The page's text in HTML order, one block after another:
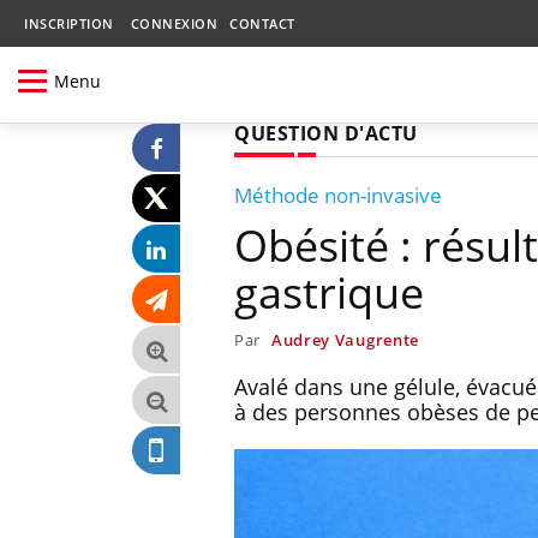
INSCRIPTION CONNEXION CONTACT
Menu
QUESTION D'ACTU
Méthode non-invasive
Obésité :
gastrique
Par Audrey Vaugrente
Avalé dans une gélule,
à des personnes obèses de